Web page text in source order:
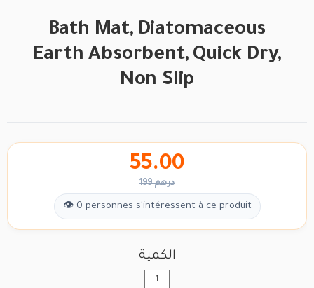
Bath Mat, Diatomaceous
Earth Absorbent, Quick Dry,
Non Slip
55.00
199 درهم
👁 0 personnes s'intéressent à ce produit
الكمية